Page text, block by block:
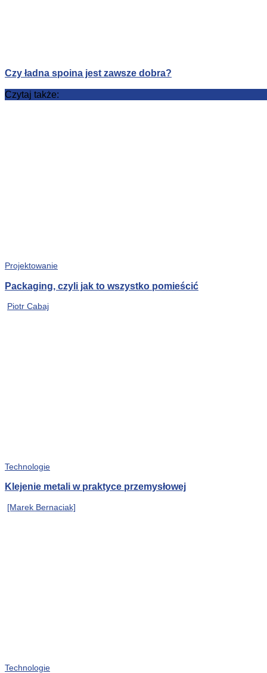
Czy ładna spoina jest zawsze dobra?
Czytaj także:
Projektowanie
Packaging, czyli jak to wszystko pomieścić
Piotr Cabaj
Technologie
Klejenie metali w praktyce przemysłowej
[Marek Bernaciak]
Technologie